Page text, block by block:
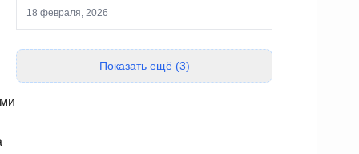
двумя виртуальными машинами
18 февраля, 2026
Показать ещё (3)